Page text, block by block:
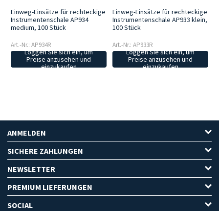
Einweg-Einsätze für rechteckige
Instrumentenschale AP934
medium, 100 Stück
Art.-Nr.: AP934R
Loggen Sie sich ein, um
Preise anzusehen und
einzukaufen
Einweg-Einsätze für rechteckige
Instrumentenschale AP933 klein,
100 Stück
Art.-Nr.: AP933R
Loggen Sie sich ein, um
Preise anzusehen und
einzukaufen
ANMELDEN
SICHERE ZAHLUNGEN
NEWSLETTER
PREMIUM LIEFERUNGEN
SOCIAL